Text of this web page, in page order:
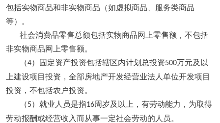
包括实物商品和非实物商品（如虚拟商品、服务类商品
等）。
社会消费品零售总额包括实物商品网上零售额，不包括
非实物商品网上零售额。
（4）固定资产投资包括辖区内计划总投资500万元及以
上建设项目投资，全部房地产开发经营业法人单位开发项目
投资，不包括农户投资。
（5）就业人员是指16周岁及以上，有劳动能力，为取得
劳动报酬或经营收入而从事一定社会劳动的人员。